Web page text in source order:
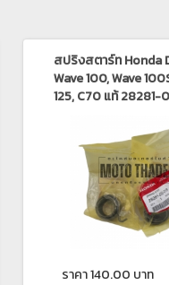
สปริงสตาร์ท Honda
Wave 100, Wave
125, C70 แท้ 28281-
ราคา 140.00 บาท